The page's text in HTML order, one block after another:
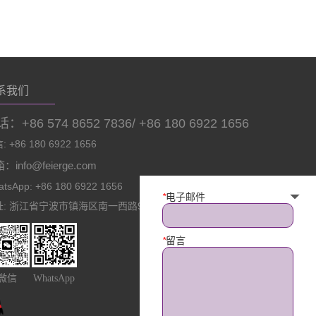
我们
*电子邮件
*留言
：+86 574 8652 7836/ +86 180 6922 1656
: +86 180 6922 1656
：info@feierge.com
+86 180 6922 1656
: 浙江省宁波市镇海区南一西路966号
信 WhatsApp